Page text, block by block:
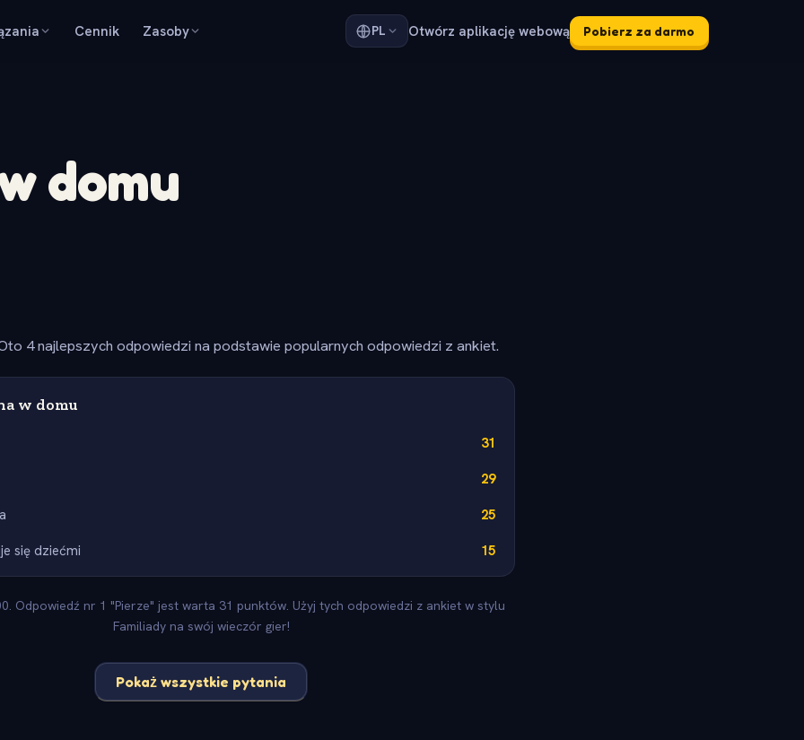
Cennik Zasoby PL Otwórz aplikację webową Pobierz za darmo
domu
4 najlepszych odpowiedzi na podstawie popularnych odpowiedzi z ankiet.
w domu
31
29
25
się dziećmi
15
Odpowiedź nr 1 "Pierze" jest warta 31 punktów. Użyj tych odpowiedzi z ankiet w stylu
Familiady na swój wieczór gier!
Pokaż wszystkie pytania